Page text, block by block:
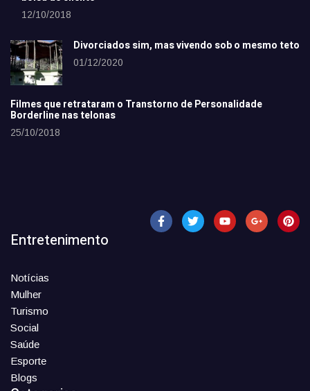
12/10/2018
Divorciados sim, mas vivendo sob o mesmo teto
01/12/2020
Filmes que retrataram o Transtorno de Personalidade
Borderline nas telonas
25/10/2018
Entretenimento
Notícias
Mulher
Turismo
Social
Saúde
Esporte
Blogs